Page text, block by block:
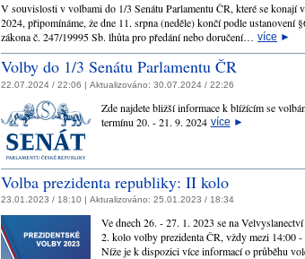
V souvislosti v volbami do 1/3 Senátu Parlamentu ČR, které se konají
2024, připomínáme, že dne 11. srpna (neděle) končí podle ustanovení
zákona č. 247/19995 Sb. lhůta pro předání nebo doručení… více ►
Volby do 1/3 Senátu Parlamentu ČR
22.07.2024 / 22:06 | Aktualizováno: 30.07.2024 / 22:26
Zde najdete bližší informace k blížícím se
termínu 20. - 21. 9. 2024 více ►
Volba prezidenta republiky: II kolo
23.01.2023 / 18:10 | Aktualizováno: 25.01.2023 / 18:34
Ve dnech 26. - 27. 1. 2023 se na
2. kolo volby prezidenta ČR, vždy mezi 14:00 -
Níže je k dispozici více informací o průběhu